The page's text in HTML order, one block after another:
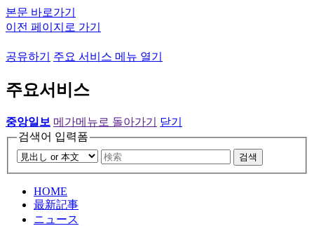
본문 바로가기
이전 페이지로 가기
공유하기 주요 서비스 메뉴 열기
주요서비스
중앙일보 메가메뉴로 돌아가기
닫기
검색어 입력폼
검색
HOME
最新記事
ニュース